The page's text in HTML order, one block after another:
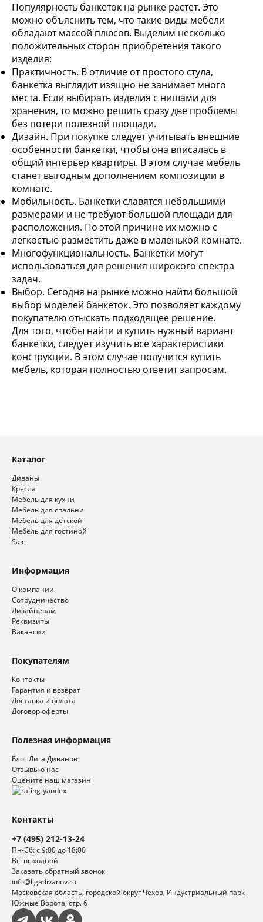
Популярность банкеток на рынке растет. Это
можно объяснить тем, что такие виды мебели
обладают массой плюсов. Выделим несколько
положительных сторон приобретения такого
изделия:
Практичность. В отличие от простого стула,
банкетка выглядит изящно не занимает много
места. Если выбирать изделия с нишами для
хранения, то можно решить сразу две проблемы
без потери полезной площади.
Дизайн. При покупке следует учитывать внешние
особенности банкетки, чтобы она вписалась в
общий интерьер квартиры. В этом случае мебель
станет выгодным дополнением композиции в
комнате.
Мобильность. Банкетки славятся небольшими
размерами и не требуют большой площади для
расположения. По этой причине их можно с
легкостью разместить даже в маленькой комнате.
Многофункциональность. Банкетки могут
использоваться для решения широкого спектра
задач.
Выбор. Сегодня на рынке можно найти большой
выбор моделей банкеток. Это позволяет каждому
покупателю отыскать подходящее решение.
Для того, чтобы найти и купить нужный вариант
банкетки, следует изучить все характеристики
конструкции. В этом случае получится купить
мебель, которая полностью ответит запросам.
Каталог
Диваны
Кресла
Мебель для кухни
Мебель для спальни
Мебель для детской
Мебель для гостиной
Sale
Информация
О компании
Сотрудничество
Дизайнерам
Реквизиты
Вакансии
Покупателям
Контакты
Гарантия и возврат
Доставка и оплата
Договор оферты
Контакты
+7 (495) 212-13-24
Пн-Сб: с 9:00 до 18:00
Вс: выходной
Заказать обратный звонок
info@ligadivanov.ru
Московская область, городской округ Чехов, Индустриальный парк
Южные Ворота, стр. 6
Полезная информация
Блог Лига Диванов
Отзывы о нас
Оцените наш магазин